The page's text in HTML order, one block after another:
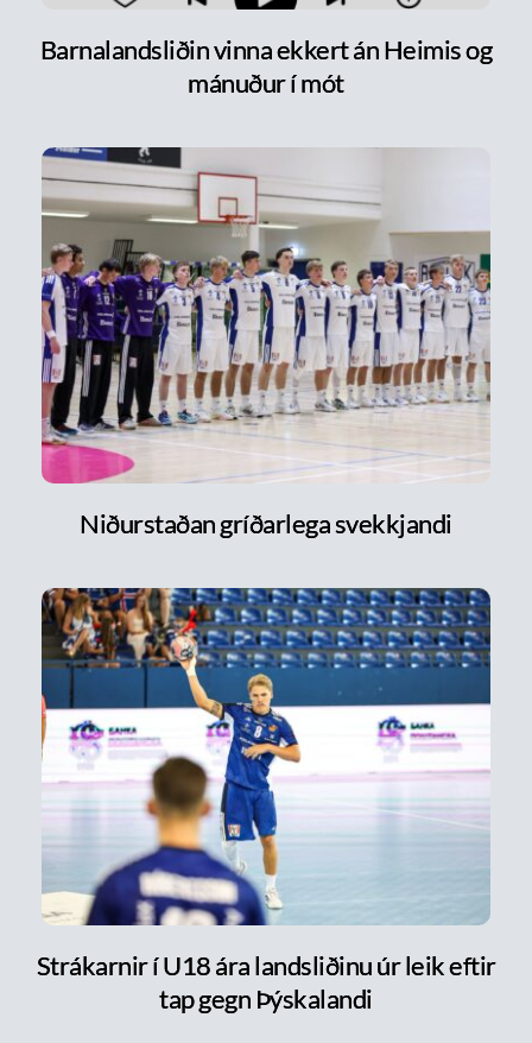
Barnalandsliðin vinna ekkert án Heimis og
mánuður í mót
Niðurstaðan gríðarlega svekkjandi
Strákarnir í U18 ára landsliðinu úr leik eftir
tap gegn Þýskalandi